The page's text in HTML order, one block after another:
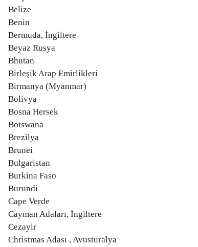
Belize
Benin
Bermuda, İngiltere
Beyaz Rusya
Bhutan
Birleşik Arap Emirlikleri
Birmanya (Myanmar)
Bolivya
Bosna Hersek
Botswana
Brezilya
Brunei
Bulgaristan
Burkina Faso
Burundi
Cape Verde
Cayman Adaları, İngiltere
Cezayir
Christmas Adası , Avusturalya